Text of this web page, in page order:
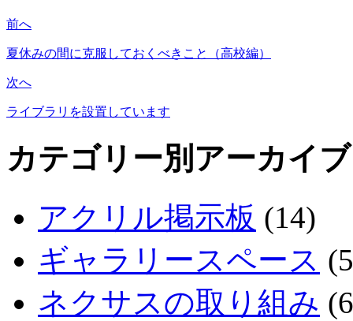
前へ
夏休みの間に克服しておくべきこと（高校編）
次へ
ライブラリを設置しています
カテゴリー別アーカイブ
アクリル掲示板 (14)
ギャラリースペース
ネクサスの取り組み